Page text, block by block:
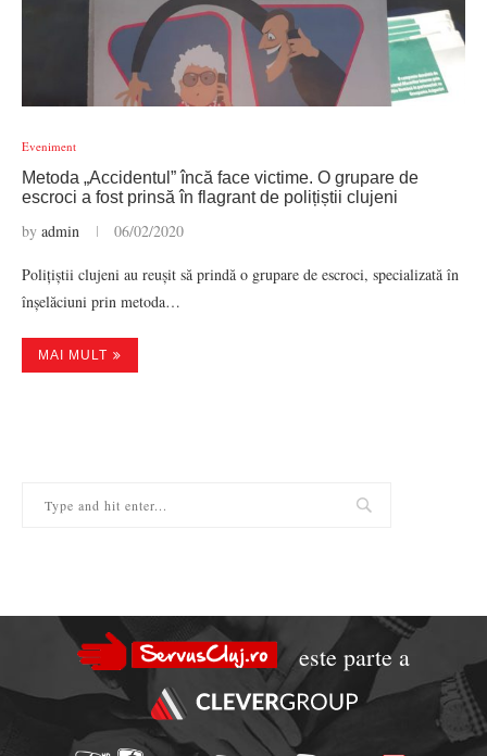
Eveniment
Metoda „Accidentul” încă face victime. O grupare de
escroci a fost prinsă în flagrant de polițiștii clujeni
by admin 06/02/2020
Polițiștii clujeni au reușit să prindă o grupare de escroci, specializată în
înșelăciuni prin metoda…
MAI MULT
este parte a